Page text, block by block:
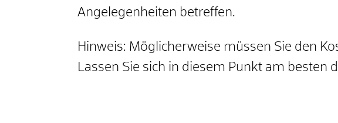
Angelegenheiten betreffen.
Hinweis: Möglicherweise müssen Sie den
Lassen Sie sich in diesem Punkt am besten